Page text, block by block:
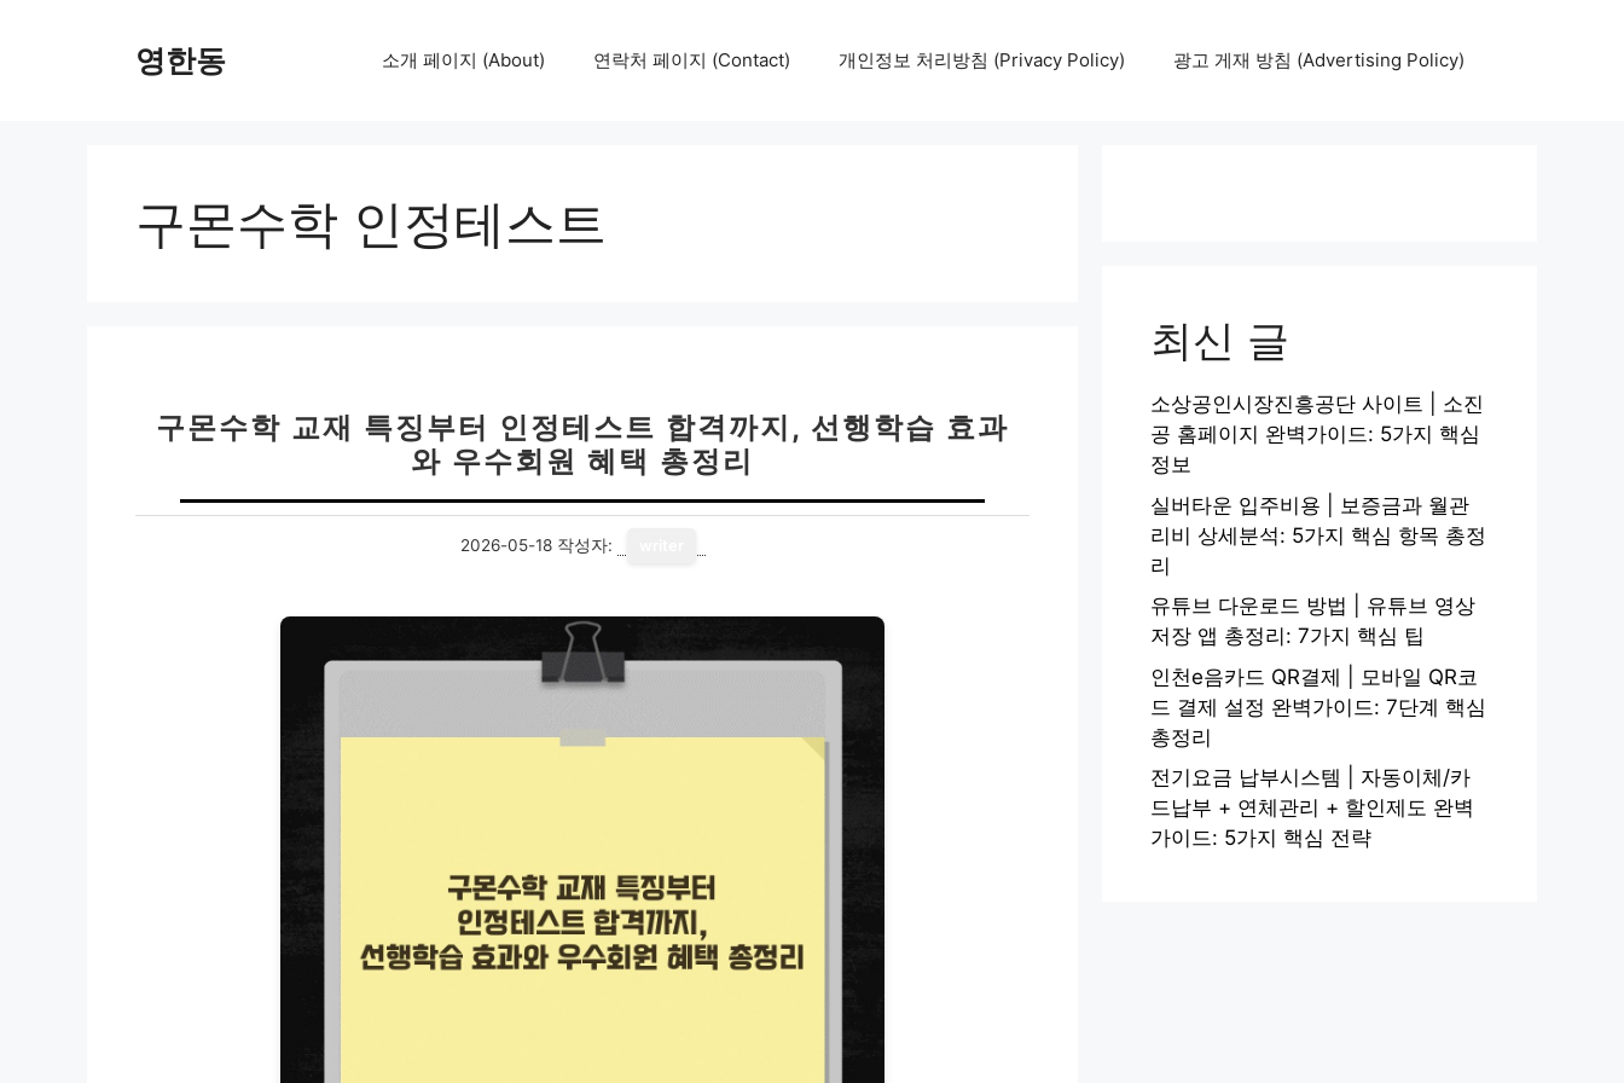
영한동 소개 페이지 (About) 연락처 페이지 (Contact) 개인정보 처리방침 (Privacy Policy) 광고 게재 방침 (Advertising Policy)
구몬수학 인정테스트
구몬수학 교재 특징부터 인정테스트 합격까지, 선행학습 효과
와 우수회원 혜택 총정리
2026-05-18 작성자:
최신 글
소상공인시장진흥공단 사이트 | 소진
공 홈페이지 완벽가이드: 5가지 핵심
정보
실버타운 입주비용 | 보증금과 월관
리비 상세분석: 5가지 핵심 항목 총정
리
유튜브 다운로드 방법 | 유튜브 영상
저장 앱 총정리: 7가지 핵심 팁
인천e음카드 QR결제 | 모바일 QR코
드 결제 설정 완벽가이드: 7단계 핵심
총정리
전기요금 납부시스템 | 자동이체/카
드납부 + 연체관리 + 할인제도 완벽
가이드: 5가지 핵심 전략